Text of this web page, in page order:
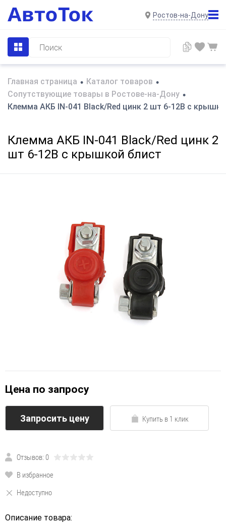
Ростов-на-Дону
Главная страница • Каталог товаров •
Сопутствующие товары в Ростове-на-Дону •
Клемма АКБ IN-041 Black/Red цинк 2 шт 6-12В с
Клемма АКБ IN-041 Black/Red цинк 2
шт 6-12В с крышкой блист
Цена по запросу
Запросить цену Купить в 1 клик
Отзывов: 0
В избранное
Недоступно
Описание товара: